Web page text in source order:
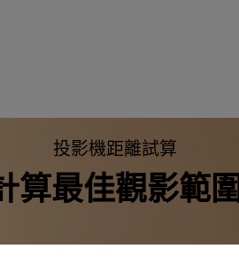
投影機距離試算
算最佳觀影範圍